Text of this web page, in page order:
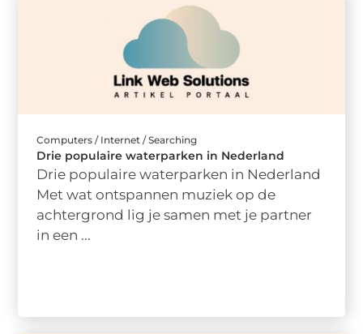
Computers / Internet / Searching
Drie populaire waterparken in Nederland
Drie populaire waterparken in Nederland
Met wat ontspannen muziek op de
achtergrond lig je samen met je partner
in een ...